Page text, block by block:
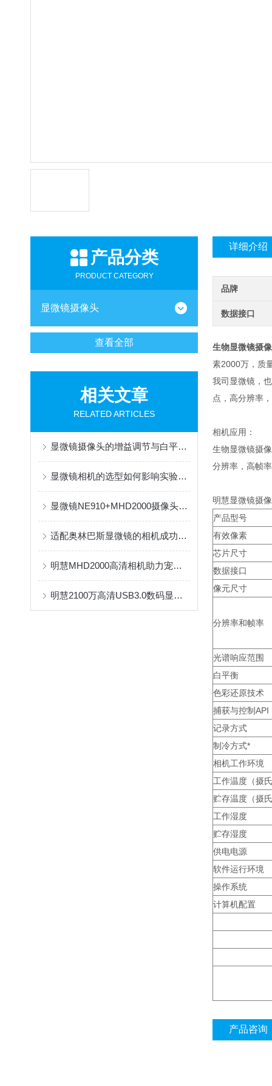
产品分类
PRODUCT CATEGORY
显微镜摄像头
查看全部
相关文章
RELATED ARTICLES
显微镜摄像头的增益调节与白平衡校准指南
显微镜相机的选型如何影响实验数据？
显微镜NE910+MHD2000摄像头应用于神经纤维系统研究观察
适配奥林巴斯显微镜的相机成功案例（明慧MHD2000）
明慧MHD2000高清相机助力宠物肿瘤精准诊疗——奥林巴斯显微镜配套应用案例
明慧2100万高清USB3.0数码显微镜相机MHD2100 工业检测显微镜摄像头
详细介绍
品牌
数据接口
生物显微镜摄
素2000万，质
我司显微镜，
点，高分辨率
相机应用：
生物显微镜摄
分辨率，高帧
明慧显微镜摄
产品型号
有效像素
芯片尺寸
数据接口
像元尺寸
分辨率和帧率
光谱响应范围
白平衡
色彩还原技术
捕获与控制API
记录方式
制冷方式*
相机工作环境
工作温度（摄
贮存温度（摄
工作湿度
贮存湿度
供电电源
软件运行环境
操作系统
计算机配置
产品咨询